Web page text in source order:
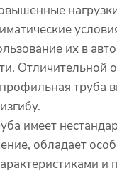
их в
Отличительной
труба
имеет
обладает
и